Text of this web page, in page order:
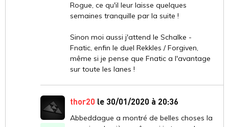
Rogue, ce qu'il leur laisse quelques
semaines tranquille par la suite !
Sinon moi aussi j'attend le Schalke -
Fnatic, enfin le duel Rekkles / Forgiven,
même si je pense que Fnatic a l'avantage
sur toute les lanes !
thor20 le 30/01/2020 à 20:36
Abbeddague a montré de belles choses la